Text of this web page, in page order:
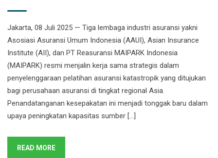
Jakarta, 08 Juli 2025 — Tiga lembaga industri asuransi yakni
Asosiasi Asuransi Umum Indonesia (AAUI), Asian Insurance
Institute (AII), dan PT Reasuransi MAIPARK Indonesia
(MAIPARK) resmi menjalin kerja sama strategis dalam
penyelenggaraan pelatihan asuransi katastropik yang ditujukan
bagi perusahaan asuransi di tingkat regional Asia.
Penandatanganan kesepakatan ini menjadi tonggak baru dalam
upaya peningkatan kapasitas sumber […]
READ MORE